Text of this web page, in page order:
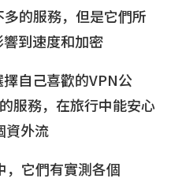
的服務，但是它們所
到速度和加密
自己喜歡的VPN公
服務，在旅行中能安心
資外流
它們有實測各個